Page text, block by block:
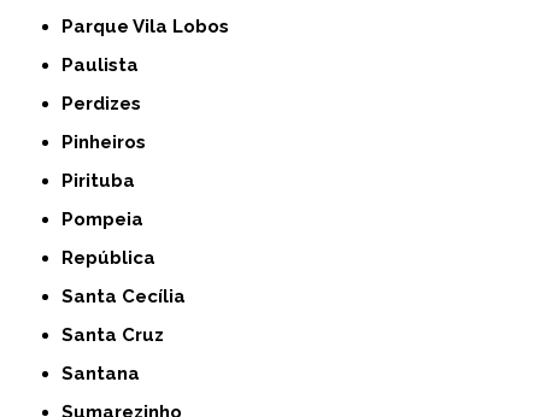
Parque Vila Lobos
Paulista
Perdizes
Pinheiros
Pirituba
Pompeia
República
Santa Cecília
Santa Cruz
Santana
Sumarezinho